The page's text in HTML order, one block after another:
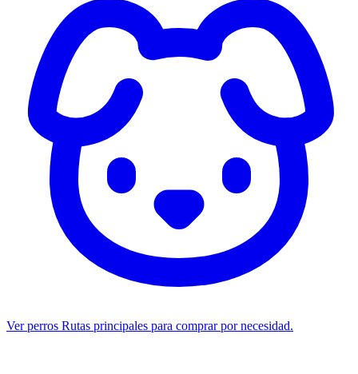
Ver perros Rutas principales para comprar por necesidad.